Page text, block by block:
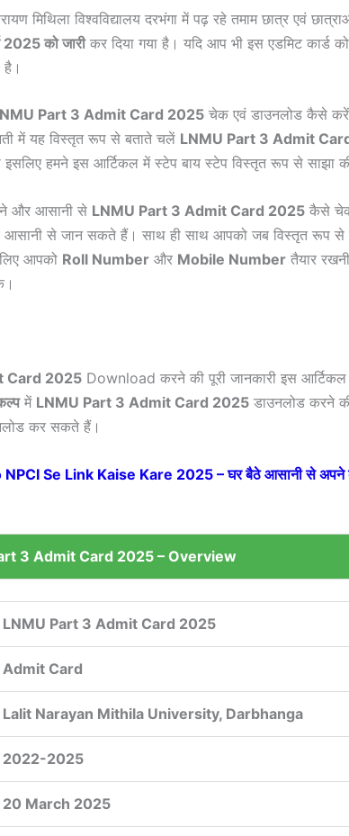
मिथिला विश्वविद्यालय दरभंगा में पढ़ रहे तमाम छात्र एवं
2025 को जारीकर दिया गया है। यदि आप भी इस एडमिट कार्ड
है।
Part 3 Admit Card 2025 चेक एवं डाउनलोड कैसे
में यह विस्तृत रूप से बताते चलें LNMU Part 3 Admit
इसलिए हमने इस आर्टिकल में स्टेप बाय स्टेप विस्तृत रूप से साझा
और आसानी से LNMU Part 3 Admit Card 2025 कैसे
आसानी से जान सकते हैं। साथ ही साथ आपको जब विस्तृत रूप
आपको Roll Number और Mobile Number तैयार
Card 2025 Download करने की पूरी जानकारी इस
में LNMU Part 3 Admit Card 2025 डाउनलोड करने
कर सकते हैं।
Se Link Kaise Kare 2025 – घर बैठे आसानी से अपने
3 Admit Card 2025 – Overview
LNMU Part 3 Admit Card 2025
Admit Card
Lalit Narayan Mithila University, Darbhanga
2022-2025
20 March 2025